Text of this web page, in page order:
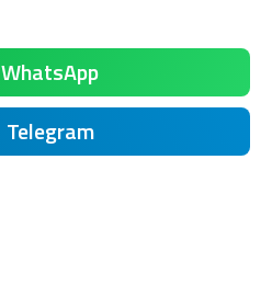
WhatsApp
Telegram